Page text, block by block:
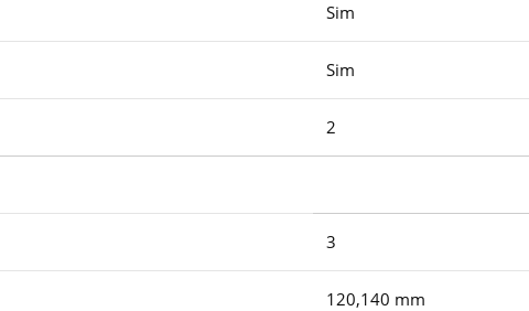
Sim
Sim
2
3
120,140 mm